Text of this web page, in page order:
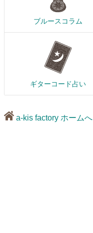
ブルースコラム
ギターコード占い
a-kis factory ホームへ